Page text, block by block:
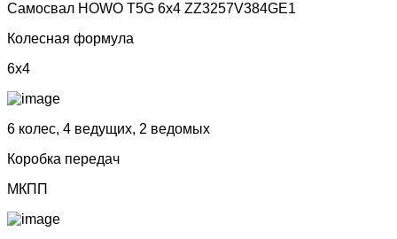
Самосвал HOWO T5G 6x4 ZZ3257V384GE1
Колесная формула
6x4
6 колес, 4 ведущих, 2 ведомых
Коробка передач
МКПП